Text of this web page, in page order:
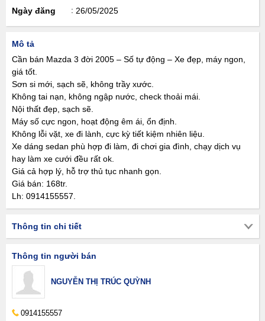
Ngày đăng
26/05/2025
Mô tả
Cần bán Mazda 3 đời 2005 – Số tự động – Xe đẹp, máy ngon,
giá tốt.
Sơn si mới, sạch sẽ, không trầy xước.
Không tai nạn, không ngập nước, check thoải mái.
Nội thất đẹp, sạch sẽ.
Máy số cực ngon, hoạt động êm ái, ổn định.
Không lỗi vặt, xe đi lành, cực kỳ tiết kiệm nhiên liệu.
Xe dáng sedan phù hợp đi làm, đi chơi gia đình, chạy dịch vụ
hay làm xe cưới đều rất ok.
Giá cả hợp lý, hỗ trợ thủ tục nhanh gọn.
Giá bán: 168tr.
Lh: 0914155557.
Thông tin chi tiết
Thông tin người bán
NGUYỄN THỊ TRÚC QUỲNH
0914155557